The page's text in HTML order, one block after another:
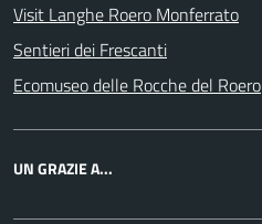
Visit Langhe Roero Monferrato
Sentieri dei Frescanti
Ecomuseo delle Rocche del Roero
UN GRAZIE A...